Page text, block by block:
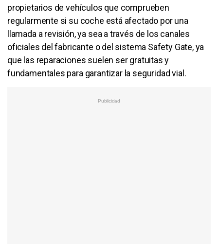
propietarios de vehículos que comprueben
regularmente si su coche está afectado por una
llamada a revisión, ya sea a través de los canales
oficiales del fabricante o del sistema Safety Gate, ya
que las reparaciones suelen ser gratuitas y
fundamentales para garantizar la seguridad vial.